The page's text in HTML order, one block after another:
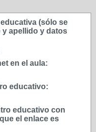
(sólo se
apellido y datos
en el aula:
educativo:
educativo con
el enlace es